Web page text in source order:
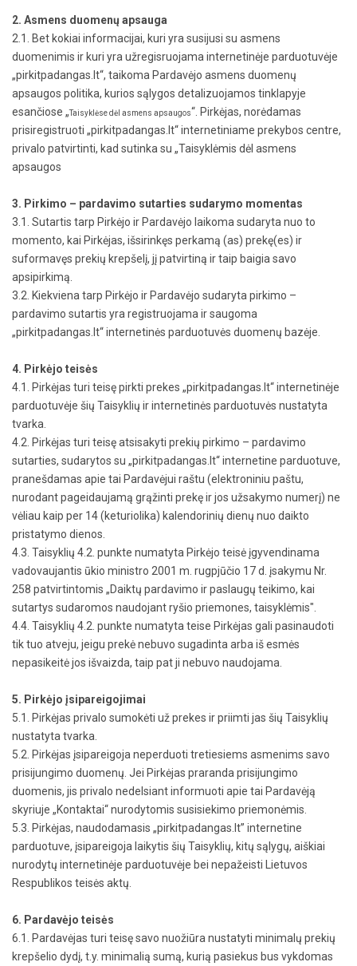
2. Asmens duomenų apsauga
2.1. Bet kokiai informacijai, kuri yra susijusi su asmens
duomenimis ir kuri yra užregisruojama internetinėje parduotuvėje
„pirkitpadangas.lt“, taikoma Pardavėjo asmens duomenų
apsaugos politika, kurios sąlygos detalizuojamos tinklapyje
esančiose „Taisyklėse dėl asmens apsaugos“. Pirkėjas, norėdamas
prisiregistruoti „pirkitpadangas.lt“ internetiniame prekybos centre,
privalo patvirtinti, kad sutinka su „Taisyklėmis dėl asmens
apsaugos
3. Pirkimo – pardavimo sutarties sudarymo momentas
3.1. Sutartis tarp Pirkėjo ir Pardavėjo laikoma sudaryta nuo to
momento, kai Pirkėjas, išsirinkęs perkamą (as) prekę(es) ir
suformavęs prekių krepšelį, jį patvirtiną ir taip baigia savo
apsipirkimą.
3.2. Kiekviena tarp Pirkėjo ir Pardavėjo sudaryta pirkimo –
pardavimo sutartis yra registruojama ir saugoma
„pirkitpadangas.lt“ internetinės parduotuvės duomenų bazėje.
4. Pirkėjo teisės
4.1. Pirkėjas turi teisę pirkti prekes „pirkitpadangas.lt“ internetinėje
parduotuvėje šių Taisyklių ir internetinės parduotuvės nustatyta
tvarka.
4.2. Pirkėjas turi teisę atsisakyti prekių pirkimo – pardavimo
sutarties, sudarytos su „pirkitpadangas.lt“ internetine parduotuve,
pranešdamas apie tai Pardavėjui raštu (elektroniniu paštu,
nurodant pageidaujamą grąžinti prekę ir jos užsakymo numerį) ne
vėliau kaip per 14 (keturiolika) kalendorinių dienų nuo daikto
pristatymo dienos.
4.3. Taisyklių 4.2. punkte numatyta Pirkėjo teisė įgyvendinama
vadovaujantis ūkio ministro 2001 m. rugpjūčio 17 d. įsakymu Nr.
258 patvirtintomis „Daiktų pardavimo ir paslaugų teikimo, kai
sutartys sudaromos naudojant ryšio priemones, taisyklėmis".
4.4. Taisyklių 4.2. punkte numatyta teise Pirkėjas gali pasinaudoti
tik tuo atveju, jeigu prekė nebuvo sugadinta arba iš esmės
nepasikeitė jos išvaizda, taip pat ji nebuvo naudojama.
5. Pirkėjo įsipareigojimai
5.1. Pirkėjas privalo sumokėti už prekes ir priimti jas šių Taisyklių
nustatyta tvarka.
5.2. Pirkėjas įsipareigoja neperduoti tretiesiems asmenims savo
prisijungimo duomenų. Jei Pirkėjas praranda prisijungimo
duomenis, jis privalo nedelsiant informuoti apie tai Pardavėją
skyriuje „Kontaktai“ nurodytomis susisiekimo priemonėmis.
5.3. Pirkėjas, naudodamasis „pirkitpadangas.lt” internetine
parduotuve, įsipareigoja laikytis šių Taisyklių, kitų sąlygų, aiškiai
nurodytų internetinėje parduotuvėje bei nepažeisti Lietuvos
Respublikos teisės aktų.
6. Pardavėjo teisės
6.1. Pardavėjas turi teisę savo nuožiūra nustatyti minimalų prekių
krepšelio dydį, t.y. minimalią sumą, kurią pasiekus bus vykdomas